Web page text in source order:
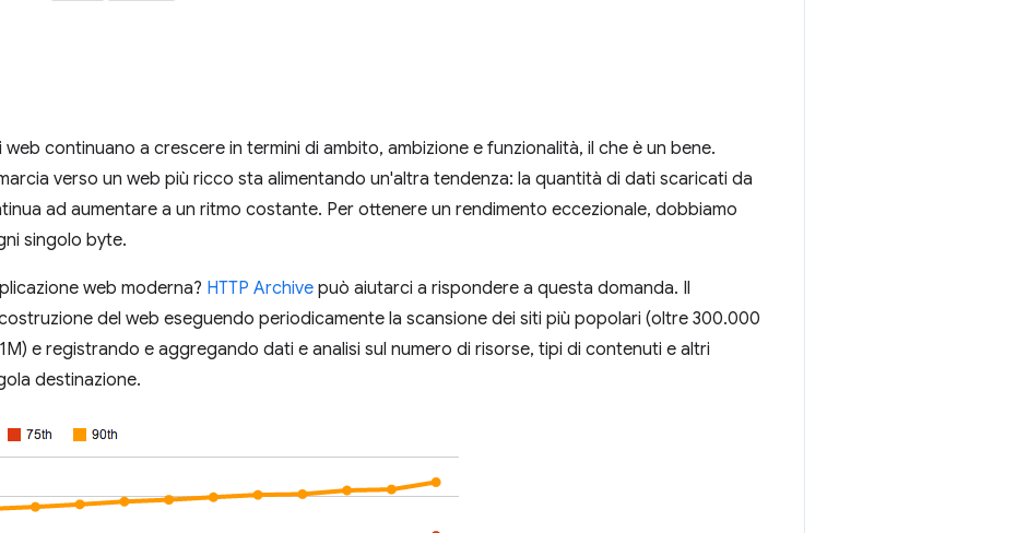
continuano a crescere in termini di ambito, ambizione e funzionalità, il che è un bene.
verso un web più ricco sta alimentando un'altra tendenza: la quantità di dati scaricati da
ad aumentare a un ritmo costante. Per ottenere un rendimento eccezionale, dobbiamo
singolo byte.
web moderna? HTTP Archive può aiutarci a rispondere a questa domanda. Il
del web eseguendo periodicamente la scansione dei siti più popolari (oltre 300.000
e registrando e aggregando dati e analisi sul numero di risorse, tipi di contenuti e altri
destinazione.